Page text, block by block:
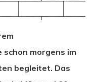
morgens im
begleitet. Das